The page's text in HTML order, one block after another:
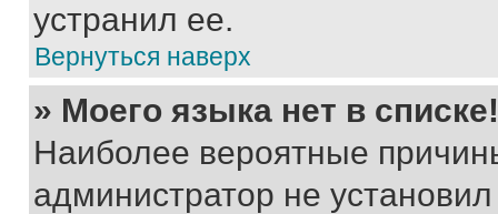
устранил ее.
Вернуться наверх
» Моего языка нет в списке!
Наиболее вероятные
администратор не